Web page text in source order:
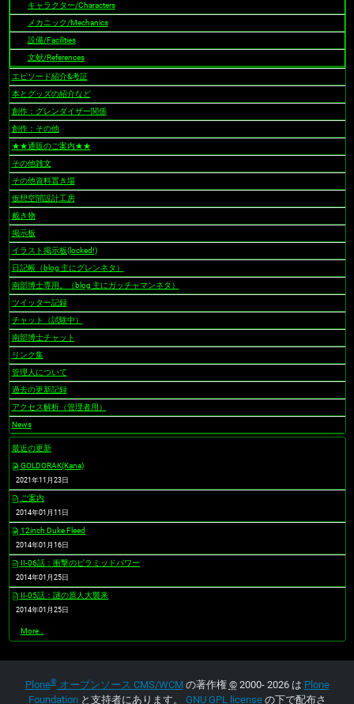
キャラクター/Characters
メカニック/Mechanics
設備/Facilities
文献/References
エピソード紹介&考証
本とグッズの紹介など
創作：グレンダイザー関係
創作：その他
★★通販のご案内★★
その他雑文
その他資料置き場
仮想空間設計工房
戴き物
掲示板
イラスト掲示板(locked!)
日記帳（blog 主にグレンネタ）
南部博士専用。（blog 主にガッチャマンネタ）
ツイッター記録
チャット（試験中）
南部博士チャット
リンク集
管理人について
過去の更新記録
アクセス解析（管理者用）
News
最近の更新
GOLDORAK(Kana)
2021年11月23日
ご案内
2014年01月11日
12inch Duke Fleed
2014年01月16日
II-06話：衝撃のピラミッドパワー
2014年01月25日
II-05話：謎の原人大襲来
2014年01月25日
最
更
More…
Plone®オープンソース CMS/WCMの著作権 ©2000- 2026 は Plone
Foundationと支持者にあります。 GNU GPL licenseの下で配布さ